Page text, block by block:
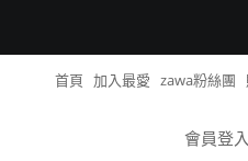
首頁 加入最愛 zawa粉絲團
會員登入